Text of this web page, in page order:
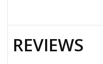
REVIEWS